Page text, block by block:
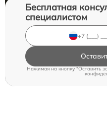
Бесплатная
специалистом
Нажимая на кнопку "Оставить